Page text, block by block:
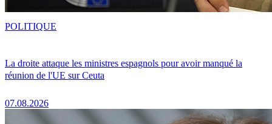
La droite attaque les ministres espagnols pour avoir manqué la
réunion de l'UE sur Ceuta
07.08.2026
POLITIQUE